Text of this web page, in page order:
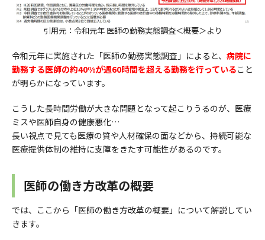
引用元：令和元年 医師の勤務実態調査＜概要＞より
令和元年に実施された「医師の勤務実態調査」によると、 病院に
勤務する医師の約40%が週60時間を超える勤務を行っていること
が明らかになっています。
こうした長時間労働が大きな問題となって起こりうるのが、医療
ミスや医師自身の健康悪化…
長い視点で見ても医療の質や人材確保の面などから、持続可能な
医療提供体制の維持に支障をきたす可能性があるのです。
医師の働き方改革の概要
では、ここから「医師の働き方改革の概要」について解説してい
きます。